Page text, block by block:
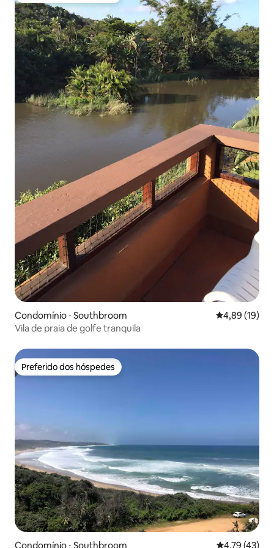
Condomínio ⋅ Southbroom 4,89 de uma
4,89 (19)
Vila de praia de golfe tranquila
Preferido dos hóspedes
Preferido dos hóspedes
Condomínio ⋅ Southbroom 4,79 de uma
4,79 (43)